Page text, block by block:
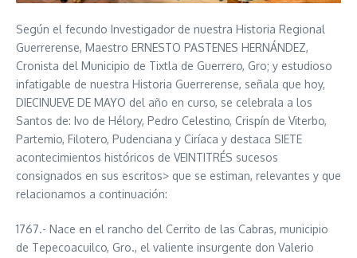
Según el fecundo Investigador de nuestra Historia Regional
Guerrerense, Maestro ERNESTO PASTENES HERNÁNDEZ,
Cronista del Municipio de Tixtla de Guerrero, Gro; y estudioso
infatigable de nuestra Historia Guerrerense, señala que hoy,
DIECINUEVE DE MAYO del año en curso, se celebrala a los
Santos de: Ivo de Hélory, Pedro Celestino, Crispín de Viterbo,
Partemio, Filotero, Pudenciana y Ciríaca y destaca SIETE
acontecimientos históricos de VEINTITRÉS sucesos
consignados en sus escritos> que se estiman, relevantes y que
relacionamos a continuación:
1767.- Nace en el rancho del Cerrito de las Cabras, municipio
de Tepecoacuilco, Gro., el valiente insurgente don Valerio